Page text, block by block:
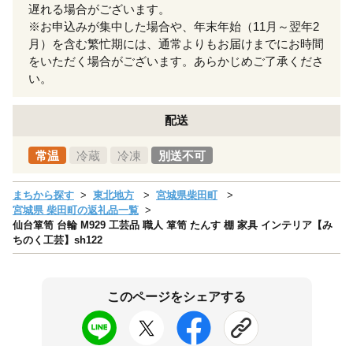
遅れる場合がございます。
※お申込みが集中した場合や、年末年始（11月～翌年2
月）を含む繁忙期には、通常よりもお届けまでにお時間
をいただく場合がございます。あらかじめご了承くださ
い。
配送
常温 冷蔵 冷凍 別送不可
まちから探す 東北地方
宮城県柴田町
宮城県 柴田町の返礼品一覧
仙台箪笥 台輪 M929 工芸品 職人 箪笥 たんす 棚 家具 インテリア【み
ちのく工芸】sh122
このページをシェアする